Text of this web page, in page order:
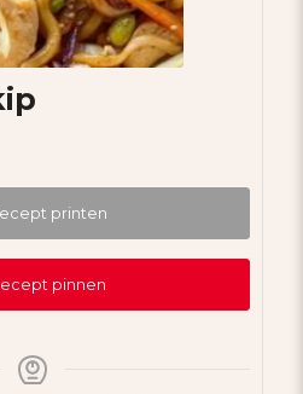
printen
pinnen